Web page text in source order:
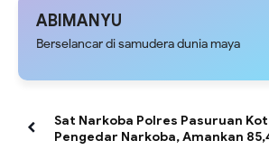
ABIMANYU
Berselancar di samudera dunia maya
Sat Narkoba Polres Pasuruan
Pengedar Narkoba, Amankan